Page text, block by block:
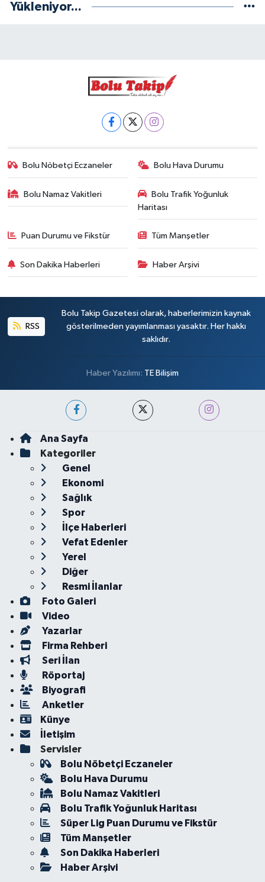
Yükleniyor...
Bolu Nöbetçi Eczaneler Bolu Hava Durumu
Bolu Namaz Vakitleri
Bolu Trafik Yoğunluk
Haritası
Puan Durumu ve Fikstür Tüm Manşetler
Son Dakika Haberleri Haber Arşivi
RSS
Bolu Takip Gazetesi olarak, haberlerimizin kaynak
gösterilmeden yayımlanması yasaktır. Her hakkı
saklıdır.
Haber Yazılımı: TE Bilişim
Ana Sayfa
Kategoriler
Genel
Ekonomi
Sağlık
Spor
İlçe Haberleri
Vefat Edenler
Yerel
Diğer
Resmi İlanlar
Foto Galeri
Video
Yazarlar
Firma Rehberi
Seri İlan
Röportaj
Biyografi
Anketler
Künye
İletişim
Servisler
Bolu Nöbetçi Eczaneler
Bolu Hava Durumu
Bolu Namaz Vakitleri
Bolu Trafik Yoğunluk Haritası
Süper Lig Puan Durumu ve Fikstür
Tüm Manşetler
Son Dakika Haberleri
Haber Arşivi